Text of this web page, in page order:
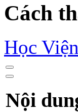
Cách
Học
Nội